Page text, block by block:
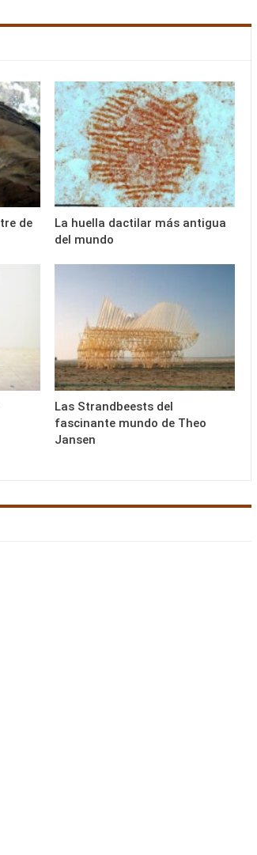
de
La huella dactilar más antigua
del mundo
Las Strandbeests del
fascinante mundo de Theo
Jansen